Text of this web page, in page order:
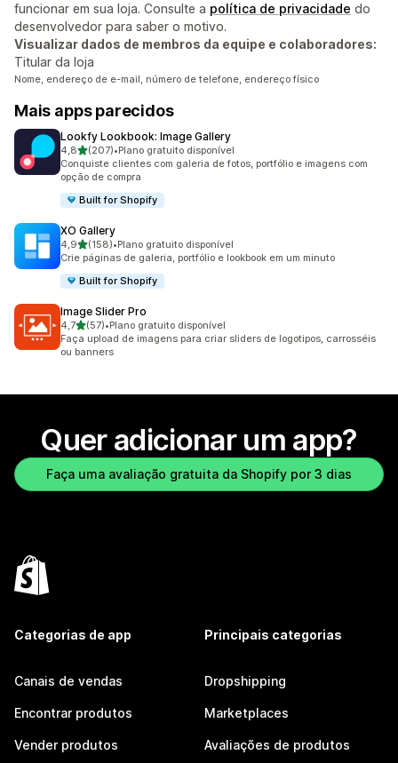
funcionar em sua loja. Consulte a política de privacidade do
desenvolvedor para saber o motivo.
Visualizar dados de membros da equipe e colaboradores:
Titular da loja
Nome, endereço de e-mail, número de telefone, endereço físico
Mais apps parecidos
Lookfy Lookbook: Image Gallery
4,8de 5 estrelas
(207)
207 avaliações ao todo
•Plano gratuito disponível
Conquiste clientes com galeria de fotos, portfólio e imagens com
opção de compra
Built for Shopify
XO Gallery
4,9de 5 estrelas
(158)
158 avaliações ao todo
•Plano gratuito disponível
Crie páginas de galeria, portfólio e lookbook em um minuto
Built for Shopify
Image Slider Pro
4,7de 5 estrelas
(57)
57 avaliações ao todo
•Plano gratuito disponível
Faça upload de imagens para criar sliders de logotipos, carrosséis
ou banners
Quer adicionar um app?
Faça uma avaliação gratuita da Shopify por 3 dias
Categorias de app
Canais de vendas
Encontrar produtos
Vender produtos
Principais categorias
Dropshipping
Marketplaces
Avaliações de produtos